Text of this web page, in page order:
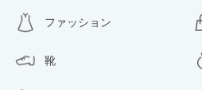
ファッション
靴